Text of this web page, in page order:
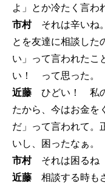
よ」とか冷たく言わ
市村 それは辛いね
とを友達に相談した
い」って言われたこ
い！ って思った。
近藤 ひどい！ 私
たから、今はお金を
だ」って言われて。
いし、困ったなぁ。
市村 それは困るね
近藤 相談する時も